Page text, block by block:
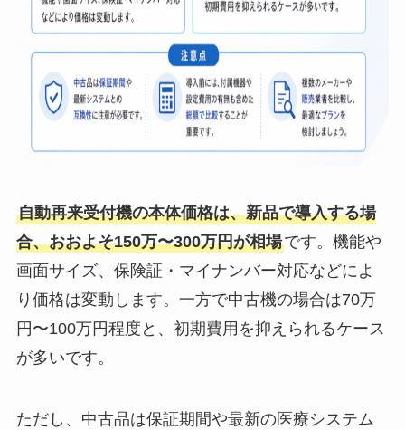
自動再来受付機の本体価格は、新品で導入する場
合、おおよそ150万〜300万円が相場です。機能や
画面サイズ、保険証・マイナンバー対応などによ
り価格は変動します。一方で中古機の場合は70万
円〜100万円程度と、初期費用を抑えられるケース
が多いです。
ただし、中古品は保証期間や最新の医療システム